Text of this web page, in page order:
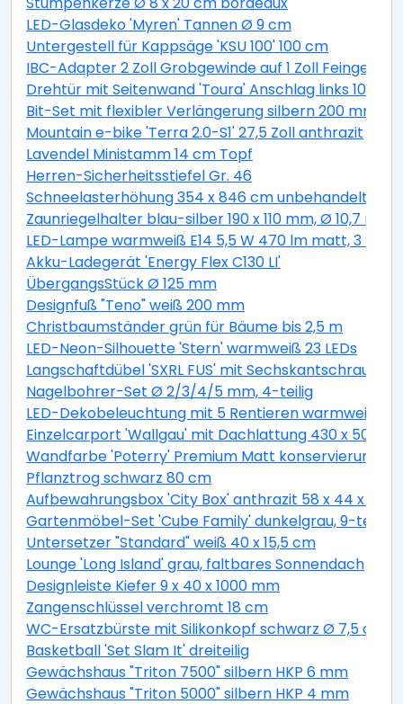
LED-Glasdeko 'Myren' Tannen Ø 9 cm
Untergestell für Kappsäge 'KSU 100' 100 cm
IBC-Adapter 2 Zoll Grobgewinde auf 1 Zoll
Drehtür mit Seitenwand 'Toura' Anschlag links 100 x
Bit-Set mit flexibler Verlängerung silbern 200 mm 11-
Mountain e-bike 'Terra 2.0-S1' 27,5 Zoll anthrazit
Lavendel Ministamm 14 cm Topf
Herren-Sicherheitsstiefel Gr. 46
Schneelasterhöhung 354 x 846 cm unbehandelt 6
Zaunriegelhalter blau-silber 190 x 110 mm, Ø 10,7 mm
LED-Lampe warmweiß E14 5,5 W 470 lm matt, 3
Akku-Ladegerät 'Energy Flex C130 LI'
ÜbergangsStück Ø 125 mm
Designfuß "Teno" weiß 200 mm
Christbaumständer grün für Bäume bis 2,5 m
LED-Neon-Silhouette 'Stern' warmweiß 23 LEDs
Langschaftdübel 'SXRL FUS' mit Sechskantschraube,
Nagelbohrer-Set Ø 2/3/4/5 mm, 4-teilig
LED-Dekobeleuchtung mit 5 Rentieren warmweiß
Einzelcarport 'Wallgau' mit Dachlattung 430 x 500
Wandfarbe 'Poterry' Premium Matt
Pflanztrog schwarz 80 cm
Aufbewahrungsbox 'City Box' anthrazit 58 x 44 x 55
Gartenmöbel-Set 'Cube Family' dunkelgrau, 9-teilig
Untersetzer "Standard" weiß 40 x 15,5 cm
Lounge 'Long Island' grau, faltbares Sonnendach
Designleiste Kiefer 9 x 40 x 1000 mm
Zangenschlüssel verchromt 18 cm
WC-Ersatzbürste mit Silikonkopf schwarz Ø 7,5 cm
Basketball 'Set Slam It' dreiteilig
Gewächshaus "Triton 7500" silbern HKP 6 mm
Gewächshaus "Triton 5000" silbern HKP 4 mm